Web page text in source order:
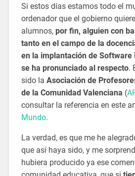
Si estos días estamos todo el
ordenador que el gobierno
alumnos, por fin, alguien con
tanto en el campo de la
en la implantación de Software
se ha pronunciado al respecto.
sido la Asociación de
de la Comunidad Valenciana (
consultar la referencia en este
Mundo.
La verdad, es que me he
que así haya sido, y me
hubiera producido ya ese